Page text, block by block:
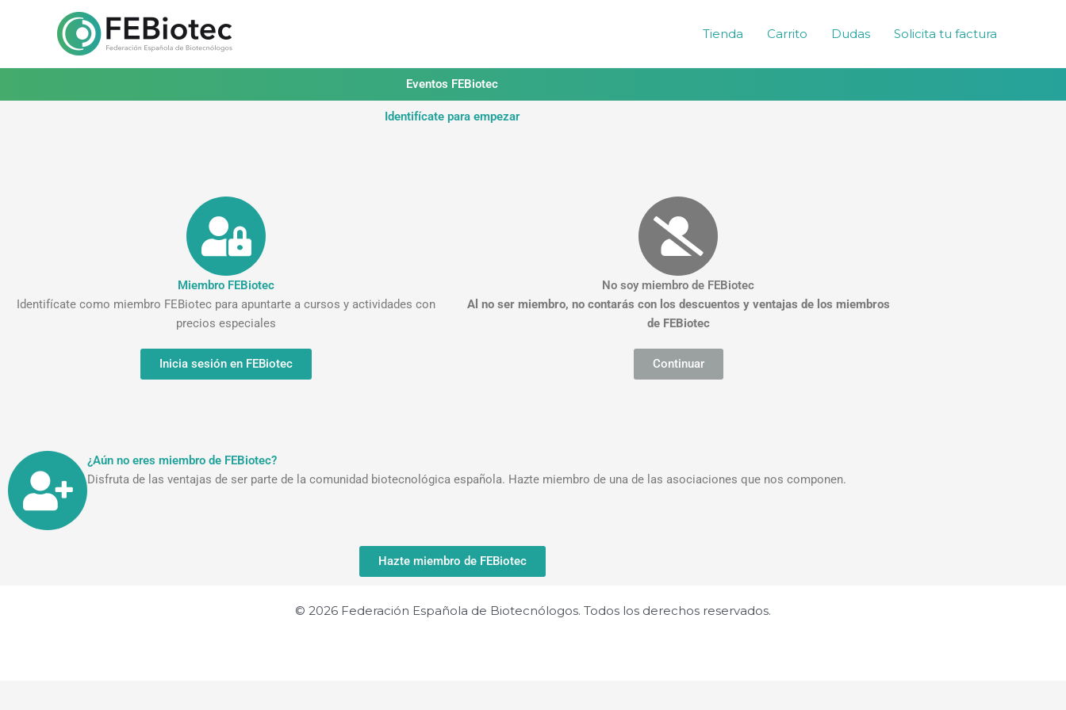
contenido
Tienda Carrito Dudas Solicita tu factura
Eventos FEBiotec
Identifícate para empezar
Miembro FEBiotec
Identifícate como miembro FEBiotec para apuntarte a cursos y actividades con
precios especiales
Inicia sesión en FEBiotec
No soy miembro de FEBiotec
Al no ser miembro, no contarás con los descuentos y ventajas de los miembros
de FEBiotec
Continuar
¿Aún no eres miembro de FEBiotec?
Disfruta de las ventajas de ser parte de la comunidad biotecnológica española. Hazte miembro de una de las asociaciones que nos componen.
Hazte miembro de FEBiotec
© 2026 Federación Española de Biotecnólogos. Todos los derechos reservados.